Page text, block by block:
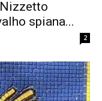
spiana...
2